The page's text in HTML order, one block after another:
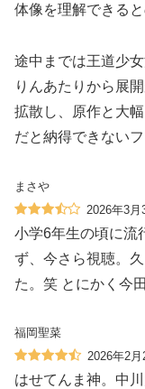
体像を理解できる
途中までは王道少
りんあたりから展
拡散し、原作と大
だと納得できない
まさや
2026年3月
小学6年生の頃に流
ず、今さら視聴。
た。笑 とにかく今
福岡聖菜
2026年2月
はせてんま神。中